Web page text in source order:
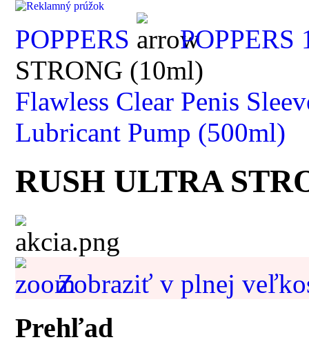
POPPERS
POPPERS
STRONG (10ml)
Flawless Clear Penis
Lubricant Pump (500ml)
RUSH ULTRA
Zobraziť v plnej
Prehľad